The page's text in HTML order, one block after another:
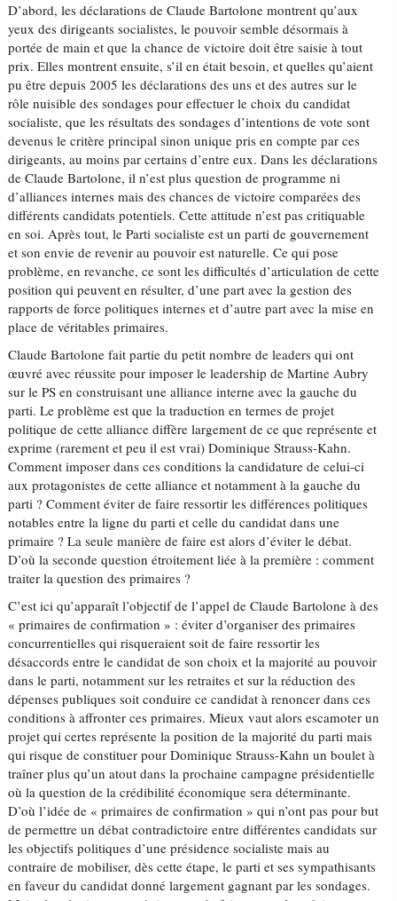
D’abord, les déclarations de Claude Bartolone montrent qu’aux
yeux des dirigeants socialistes, le pouvoir semble désormais à
portée de main et que la chance de victoire doit être saisie à tout
prix. Elles montrent ensuite, s’il en était besoin, et quelles qu’aient
pu être depuis 2005 les déclarations des uns et des autres sur le
rôle nuisible des sondages pour effectuer le choix du candidat
socialiste, que les résultats des sondages d’intentions de vote sont
devenus le critère principal sinon unique pris en compte par ces
dirigeants, au moins par certains d’entre eux. Dans les déclarations
de Claude Bartolone, il n’est plus question de programme ni
d’alliances internes mais des chances de victoire comparées des
différents candidats potentiels. Cette attitude n’est pas critiquable
en soi. Après tout, le Parti socialiste est un parti de gouvernement
et son envie de revenir au pouvoir est naturelle. Ce qui pose
problème, en revanche, ce sont les difficultés d’articulation de cette
position qui peuvent en résulter, d’une part avec la gestion des
rapports de force politiques internes et d’autre part avec la mise en
place de véritables primaires.
Claude Bartolone fait partie du petit nombre de leaders qui ont
œuvré avec réussite pour imposer le leadership de Martine Aubry
sur le PS en construisant une alliance interne avec la gauche du
parti. Le problème est que la traduction en termes de projet
politique de cette alliance diffère largement de ce que représente et
exprime (rarement et peu il est vrai) Dominique Strauss-Kahn.
Comment imposer dans ces conditions la candidature de celui-ci
aux protagonistes de cette alliance et notamment à la gauche du
parti ? Comment éviter de faire ressortir les différences politiques
notables entre la ligne du parti et celle du candidat dans une
primaire ? La seule manière de faire est alors d’éviter le débat.
D’où la seconde question étroitement liée à la première : comment
traiter la question des primaires ?
C’est ici qu’apparaît l’objectif de l’appel de Claude Bartolone à des
« primaires de confirmation » : éviter d’organiser des primaires
concurrentielles qui risqueraient soit de faire ressortir les
désaccords entre le candidat de son choix et la majorité au pouvoir
dans le parti, notamment sur les retraites et sur la réduction des
dépenses publiques soit conduire ce candidat à renoncer dans ces
conditions à affronter ces primaires. Mieux vaut alors escamoter un
projet qui certes représente la position de la majorité du parti mais
qui risque de constituer pour Dominique Strauss-Kahn un boulet à
traîner plus qu’un atout dans la prochaine campagne présidentielle
où la question de la crédibilité économique sera déterminante.
D’où l’idée de « primaires de confirmation » qui n’ont pas pour but
de permettre un débat contradictoire entre différentes candidats sur
les objectifs politiques d’une présidence socialiste mais au
contraire de mobiliser, dès cette étape, le parti et ses sympathisants
en faveur du candidat donné largement gagnant par les sondages.